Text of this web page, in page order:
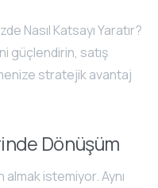
Dönüşüm
almak istemiyor. Aynı